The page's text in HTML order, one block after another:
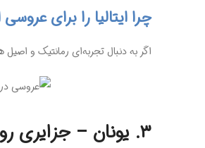
چرا ایتالیا را برای
اگر به دنبال تجربه‌ای رمانتیک و
۳. یونان – جزایری رویایی برای جشن ازدواج